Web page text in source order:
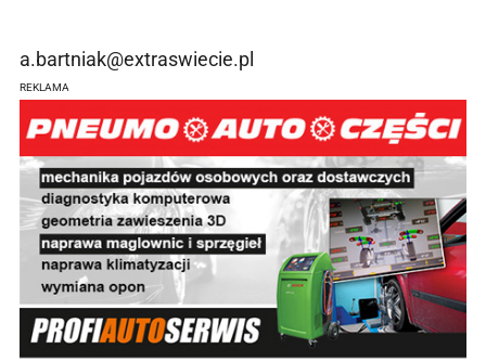
a.bartniak@extraswiecie.pl
REKLAMA